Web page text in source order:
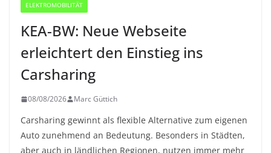
ELEKTROMOBILITÄT
KEA-BW: Neue Webseite
erleichtert den Einstieg ins
Carsharing
08/08/2026 Marc Güttich
Carsharing gewinnt als flexible Alternative zum eigenen
Auto zunehmend an Bedeutung. Besonders in Städten,
aber auch in ländlichen Regionen, nutzen immer mehr